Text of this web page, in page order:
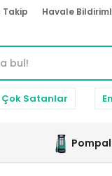
Takip Havale
Çok Satanlar